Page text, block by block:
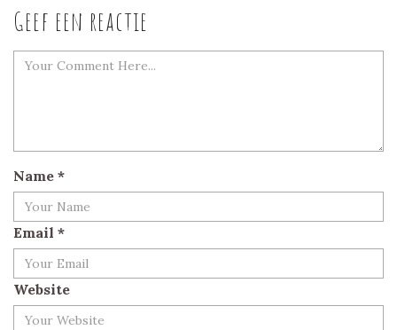
Geef een reactie
Name *
Email *
Website